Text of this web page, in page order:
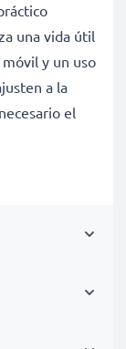
una vida útil
y un uso
a la
el
CC-
Speed